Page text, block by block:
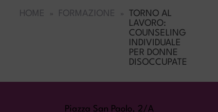
HOME FORMAZIONE
TORNO AL
LAVORO:
COUNSELING
INDIVIDUALE
PER DONNE
DISOCCUPATE
Piazza San Paolo, 2/A